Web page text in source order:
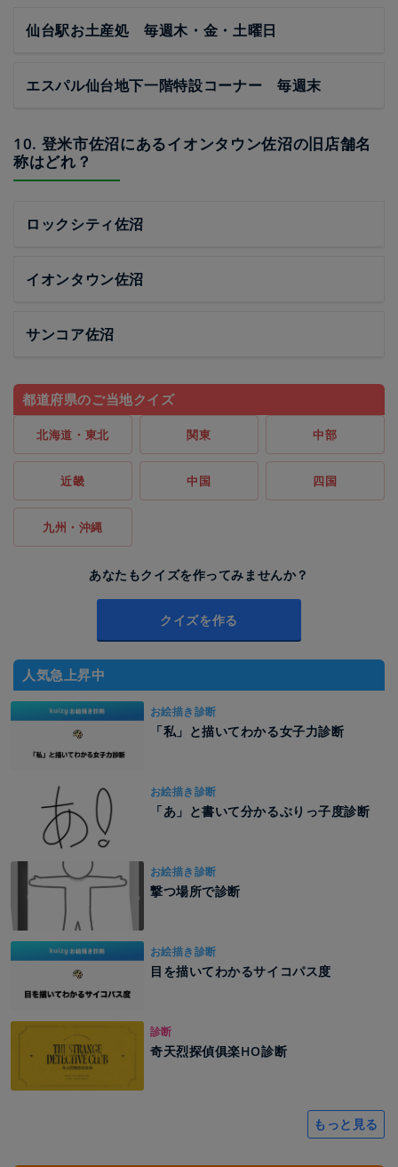
仙台駅お土産処 毎週木・金・土曜日
エスパル仙台地下一階特設コーナー 毎週末
10. 登米市佐沼にあるイオンタウン佐沼の旧店舗名
称はどれ？
ロックシティ佐沼
イオンタウン佐沼
サンコア佐沼
都道府県のご当地クイズ
北海道・東北 関東 中部
近畿 中国 四国
九州・沖縄
あなたもクイズを作ってみませんか？
クイズを作る
人気急上昇中
お絵描き診断
「私」と描いてわかる女子力診断
お絵描き診断
「あ」と書いて分かるぶりっ子度診断
お絵描き診断
撃つ場所で診断
お絵描き診断
目を描いてわかるサイコパス度
診断
奇天烈探偵俱楽HO診断
もっと見る